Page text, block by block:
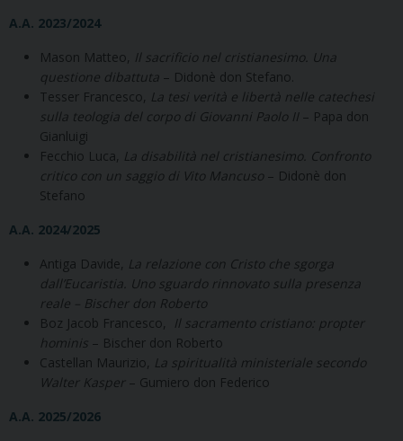
A.A. 2023/2024
Mason Matteo, Il sacrificio nel cristianesimo. Una
questione dibattuta – Didonè don Stefano.
Tesser Francesco, La tesi verità e libertà nelle catechesi
sulla teologia del corpo di Giovanni Paolo II – Papa don
Gianluigi
Fecchio Luca, La disabilità nel cristianesimo. Confronto
critico con un saggio di Vito Mancuso – Didonè don
Stefano
A.A. 2024/2025
Antiga Davide, La relazione con Cristo che sgorga
dall’Eucaristia. Uno sguardo rinnovato sulla presenza
reale – Bischer don Roberto
Boz Jacob Francesco,
Il sacramento cristiano: propter
hominis – Bischer don Roberto
Castellan Maurizio, La spiritualità ministeriale secondo
Walter Kasper – Gumiero don Federico
A.A. 2025/2026